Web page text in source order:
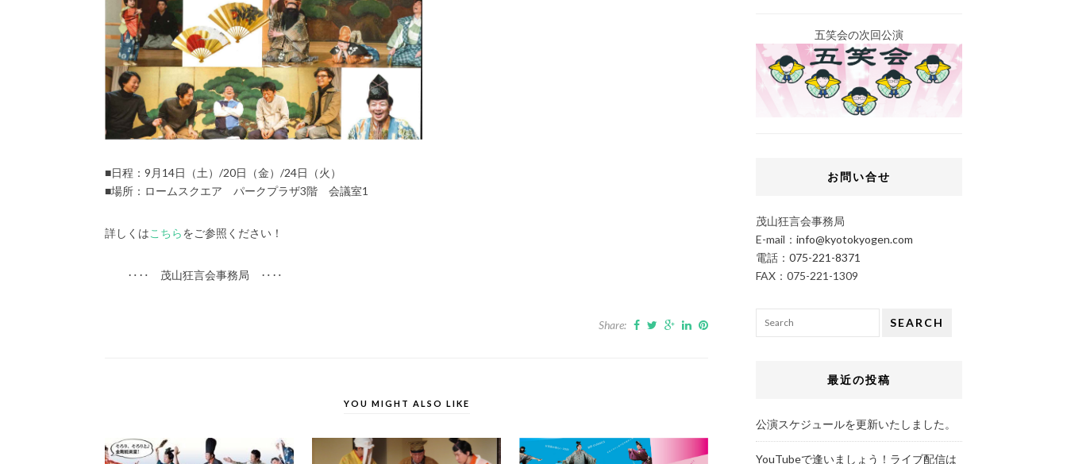
■日程：9月14日（土）/20日（金）/24日（火）
■場所：ロームスクエア パークプラザ3階 会議室1
詳しくはこちらをご参照ください！
‥‥ 茂山狂言会事務局 ‥‥
Share:
YOU MIGHT ALSO LIKE
五笑会の次回公演
お問い合せ
茂山狂言会事務局
E-mail： info@kyotokyogen.com
電話： 075-221-8371
FAX：075-221-1309
SEARCH
最近の投稿
公演スケジュールを更新いたしました。
YouTubeで逢いましょう！ライブ配信は